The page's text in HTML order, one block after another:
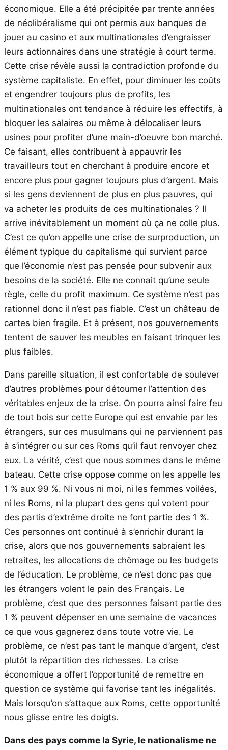
économique. Elle a été précipitée par trente années
de néolibéralisme qui ont permis aux banques de
jouer au casino et aux multinationales d’engraisser
leurs actionnaires dans une stratégie à court terme.
Cette crise révèle aussi la contradiction profonde du
système capitaliste. En effet, pour diminuer les coûts
et engendrer toujours plus de profits, les
multinationales ont tendance à réduire les effectifs, à
bloquer les salaires ou même à délocaliser leurs
usines pour profiter d’une main-d’oeuvre bon marché.
Ce faisant, elles contribuent à appauvrir les
travailleurs tout en cherchant à produire encore et
encore plus pour gagner toujours plus d’argent. Mais
si les gens deviennent de plus en plus pauvres, qui
va acheter les produits de ces multinationales ? Il
arrive inévitablement un moment où ça ne colle plus.
C’est ce qu’on appelle une crise de surproduction, un
élément typique du capitalisme qui survient parce
que l’économie n’est pas pensée pour subvenir aux
besoins de la société. Elle ne connait qu’une seule
règle, celle du profit maximum. Ce système n’est pas
rationnel donc il n’est pas fiable. C’est un château de
cartes bien fragile. Et à présent, nos gouvernements
tentent de sauver les meubles en faisant trinquer les
plus faibles.
Dans pareille situation, il est confortable de soulever
d’autres problèmes pour détourner l’attention des
véritables enjeux de la crise. On pourra ainsi faire feu
de tout bois sur cette Europe qui est envahie par les
étrangers, sur ces musulmans qui ne parviennent pas
à s’intégrer ou sur ces Roms qu’il faut renvoyer chez
eux. La vérité, c’est que nous sommes dans le même
bateau. Cette crise oppose comme on les appelle les
1 % aux 99 %. Ni vous ni moi, ni les femmes voilées,
ni les Roms, ni la plupart des gens qui votent pour
des partis d’extrême droite ne font partie des 1 %.
Ces personnes ont continué à s’enrichir durant la
crise, alors que nos gouvernements sabraient les
retraites, les allocations de chômage ou les budgets
de l’éducation. Le problème, ce n’est donc pas que
les étrangers volent le pain des Français. Le
problème, c’est que des personnes faisant partie des
1 % peuvent dépenser en une semaine de vacances
ce que vous gagnerez dans toute votre vie. Le
problème, ce n’est pas tant le manque d’argent, c’est
plutôt la répartition des richesses. La crise
économique a offert l’opportunité de remettre en
question ce système qui favorise tant les inégalités.
Mais lorsqu’on s’attaque aux Roms, cette opportunité
nous glisse entre les doigts.
Dans des pays comme la Syrie, le nationalisme ne